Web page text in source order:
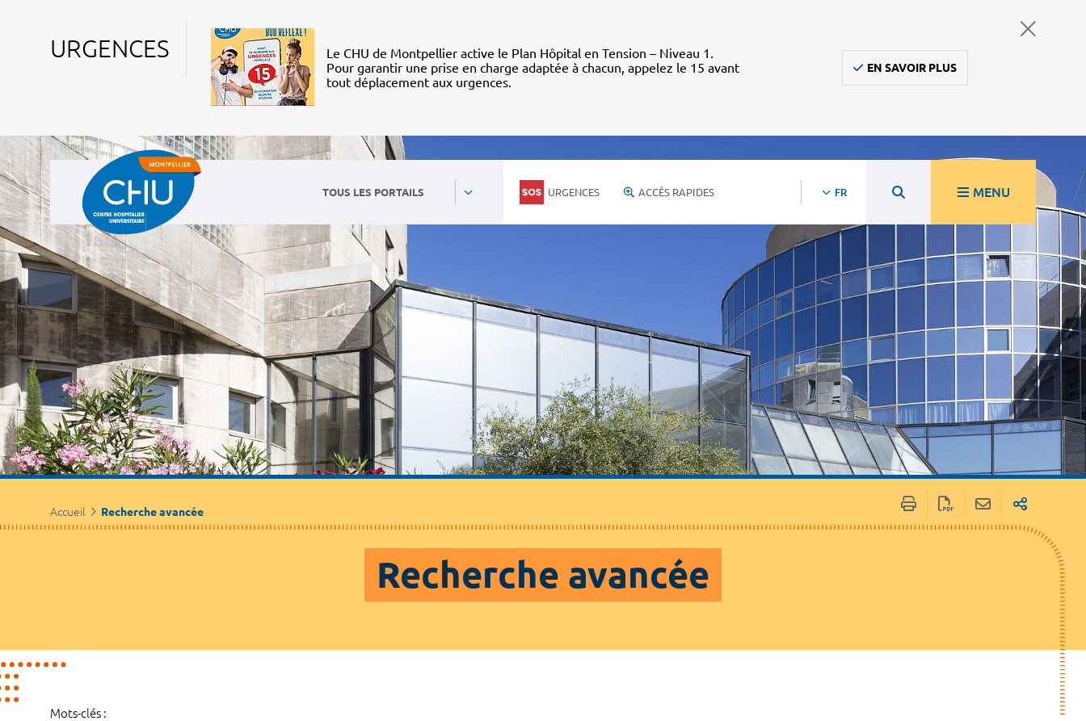
URGENCES
Le CHU de Montpellier active le Plan Hôpital en Tension – Niveau 1.
Pour garantir une prise en charge adaptée à chacun, appelez le 15 avant
tout déplacement aux urgences.
EN SAVOIR PLUS
TOUS LES PORTAILS URGENCES ACCÈS RAPIDES FR MENU
Accueil Recherche avancée
Recherche avancée
Mots-clés :